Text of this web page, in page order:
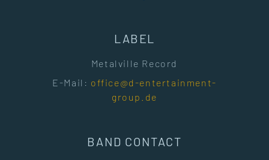
LABEL
Metalville Record
E-Mail: office@d-entertainment-
group.de
BAND CONTACT